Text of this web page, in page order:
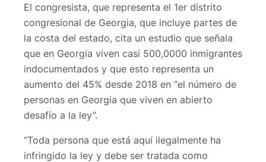
El congresista, que representa el 1er distrito
congresional de Georgia, que incluye partes de
la costa del estado, cita un estudio que señala
que en Georgia viven casi 500,0000 inmigrantes
indocumentados y que esto representa un
aumento del 45% desde 2018 en “el número de
personas en Georgia que viven en abierto
desafío a la ley”.
“Toda persona que está aquí ilegalmente ha
infringido la ley y debe ser tratada como